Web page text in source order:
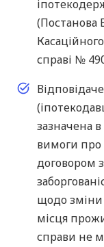
(Постанова
справі №
зазначена
вимоги про
договором
щодо зміни
місця
справи не